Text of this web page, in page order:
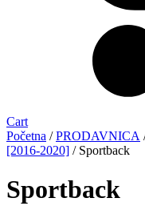
Cart
Početna /PRODAVNICA
[2016-2020] / Sportback
Sportback